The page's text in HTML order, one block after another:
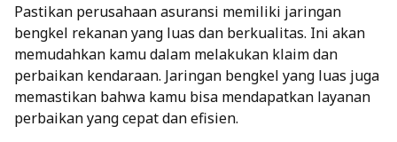
Pastikan perusahaan asuransi memiliki jaringan
bengkel rekanan yang luas dan berkualitas. Ini akan
memudahkan kamu dalam melakukan klaim dan
perbaikan kendaraan. Jaringan bengkel yang luas juga
memastikan bahwa kamu bisa mendapatkan layanan
perbaikan yang cepat dan efisien.